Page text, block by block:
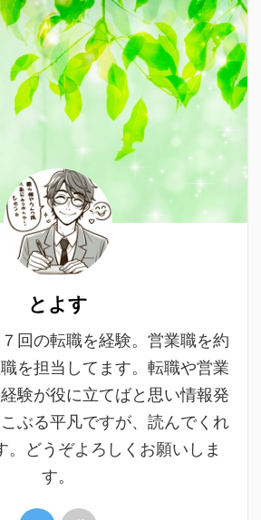
とよす
回の転職を経験。営業職を約
を担当してます。転職や営業
験が役に立てばと思い情報発
ぶる平凡ですが、読んでくれ
。どうぞよろしくお願いしま
す。